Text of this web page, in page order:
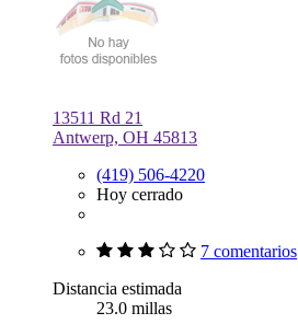
13511 Rd 21
Antwerp, OH 45813
(419) 506-4220
Hoy cerrado
7 comentarios
Distancia estimada
23.0 millas